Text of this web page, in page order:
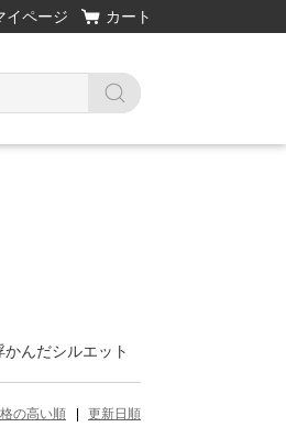
イページ カート
んだシルエット
の高い順 更新日順